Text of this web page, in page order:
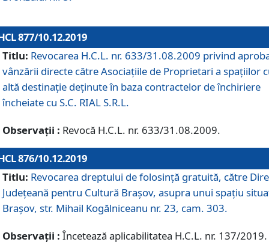
877/10.12.2019
Titlu: Revocarea H.C.L. nr. 633/31.08.2009 privind
vânzării directe către Asociațiile de Proprietari a spațiilor
altă destinație deținute în baza contractelor de închiriere
încheiate cu S.C. RIAL S.R.L.
Observații : Revocă H.C.L. nr. 633/31.08.2009.
876/10.12.2019
Titlu: Revocarea dreptului de folosinţă gratuită, către
Judeţeană pentru Cultură Braşov, asupra unui spaţiu
Braşov, str. Mihail Kogălniceanu nr. 23, cam. 303.
Observații : Încetează aplicabilitatea H.C.L. nr. 137/2019.